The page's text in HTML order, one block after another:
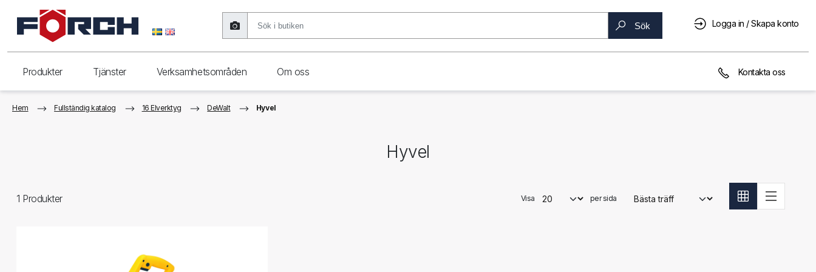
Sök Logga in / Skapa konto
Produkter Tjänster Verksamhetsområden Om oss Kontakta oss
Hem Fullständig katalog 16 Elverktyg DeWalt Hyvel
Hyvel
1 Produkter Visa per sida